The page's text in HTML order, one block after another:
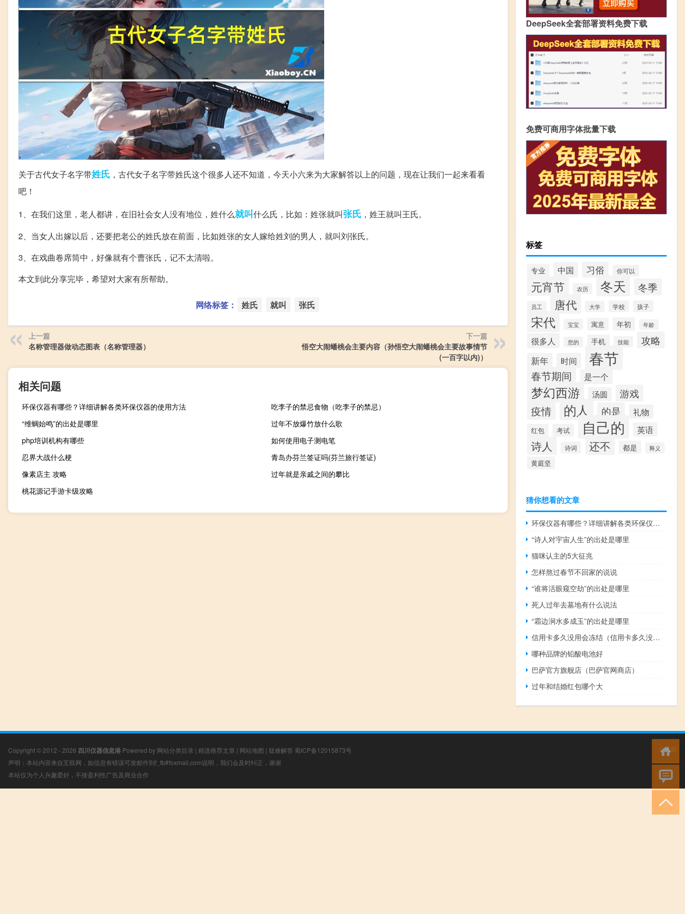
关于古代女子名字带姓氏 ，古代女子名字带姓氏这个很多人还不知道，今天小六来为大家解答以上的问题，现在让我们一起来看看
吧！
1、在我们这里，老人都讲，在旧社会女人没有地位，姓什么就叫什么氏，比如：姓张就叫张氏 ，姓王就叫王氏。
2、当女人出嫁以后，还要把老公的姓氏放在前面，比如姓张的女人嫁给姓刘的男人，就叫刘张氏。
3、在戏曲卷席筒中，好像就有个曹张氏，记不太清啦。
本文到此分享完毕，希望对大家有所帮助。
网络标签： 姓氏 就叫 张氏
上一篇
名称管理器做动态图表（名称管理器）
下一篇
悟空大闹蟠桃会主要内容（孙悟空大闹蟠桃会主要故事情节
(一百字以内)）
相关问题
环保仪器有哪些？详细讲解各类环保仪器的使用方法
吃李子的禁忌食物（吃李子的禁忌）
“维蜩始鸣”的出处是哪里
过年不放爆竹放什么歌
php培训机构有哪些
如何使用电子测电笔
忍界大战什么梗
青岛办芬兰签证吗(芬兰旅行签证)
像素店主 攻略
过年就是亲戚之间的攀比
桃花源记手游卡级攻略
DeepSeek全套部署资料免费下载
免费可商用字体批量下载
标签
专业 中国 习俗 你可以
元宵节 农历 冬天 冬季
员工 唐代 大学 学校 孩子
宋代 宝宝 寓意 年初 年龄
很多人 您的 手机 技能 攻略
新年 时间 春节
春节期间 是一个
梦幻西游 汤圆 游戏
疫情 的人 的是 礼物
红包 考试 自己的 英语
诗人 诗词 还不 都是 释义
黄庭坚
猜你想看的文章
环保仪器有哪些？详细讲解各类环保仪器的使用方法
“诗人对宇宙人生”的出处是哪里
猫咪认主的5大征兆
怎样熬过春节不回家的说说
“谁将活眼窥空劫”的出处是哪里
死人过年去墓地有什么说法
“霜边涧水多成玉”的出处是哪里
信用卡多久没用会冻结（信用卡多久没用会停用）
哪种品牌的铅酸电池好
巴萨官方旗舰店（巴萨官网商店）
过年和结婚红包哪个大
Copyright © 2012 - 2026 四川仪器信息港 Powered by 网站分类目录 | 精选推荐文章 | 网站地图 | 疑难解答 蜀ICP备12015873号
声明：本站内容来自互联网，如信息有错误可发邮件到f_fb#foxmail.com说明，我们会及时纠正，谢谢
本站仅为个人兴趣爱好，不接盈利性广告及商业合作
小男孩